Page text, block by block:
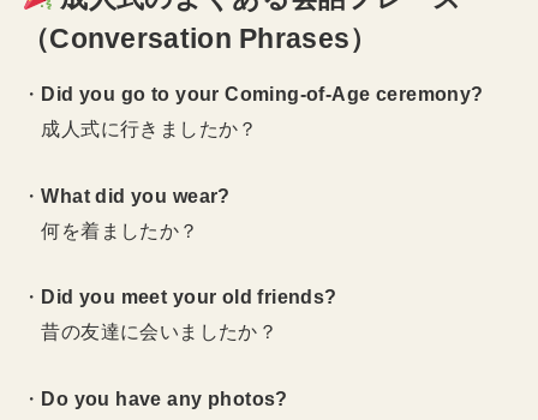
（Conversation Phrases）
・ Did you go to your Coming-of-Age ceremony?
成人式に行きましたか？
・What did you wear?
何を着ましたか？
・ Did you meet your old friends?
昔の友達に会いましたか？
・ Do you have any photos?